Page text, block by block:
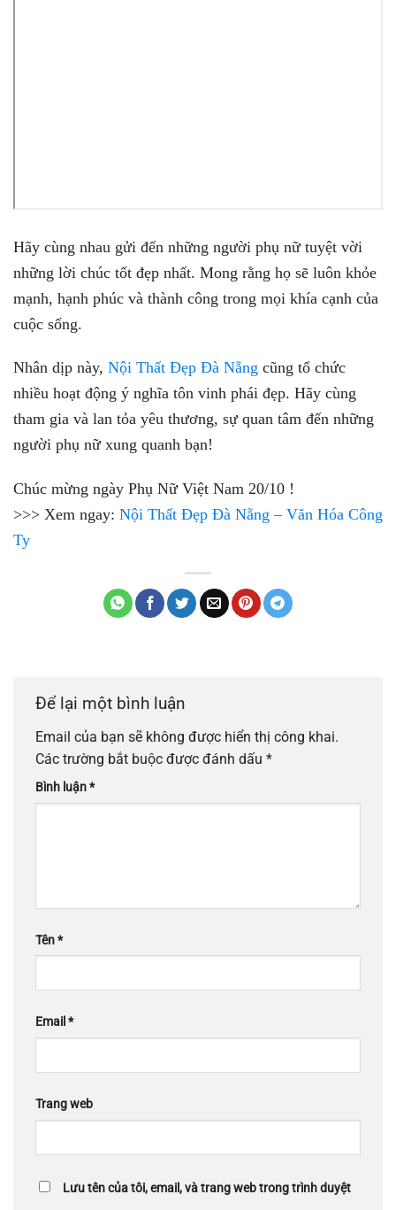
Hãy cùng nhau gửi đến những người phụ nữ tuyệt vời
những lời chúc tốt đẹp nhất. Mong rằng họ sẽ luôn khỏe
mạnh, hạnh phúc và thành công trong mọi khía cạnh của
cuộc sống.
Nhân dịp này, Nội Thất Đẹp Đà Nẵng cũng tổ chức
nhiều hoạt động ý nghĩa tôn vinh phái đẹp. Hãy cùng
tham gia và lan tỏa yêu thương, sự quan tâm đến những
người phụ nữ xung quanh bạn!
Chúc mừng ngày Phụ Nữ Việt Nam 20/10 !
>>> Xem ngay: Nội Thất Đẹp Đà Nẵng – Văn Hóa Công
Ty
Để lại một bình luận
Email của bạn sẽ không được hiển thị công khai.
Các trường bắt buộc được đánh dấu *
Bình luận*
Tên*
Email *
Trang web
Lưu tên của tôi, email, và trang web trong trình duyệt